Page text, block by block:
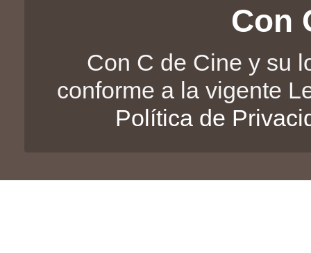
Con
Con C de Cine y su
conforme a la vigente
Política de